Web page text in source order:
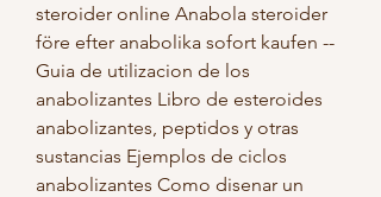
steroider online Anabola steroider
före efter anabolika sofort kaufen --
Guia de utilizacion de los
anabolizantes Libro de esteroides
anabolizantes, peptidos y otras
sustancias Ejemplos de ciclos
anabolizantes Como disenar un